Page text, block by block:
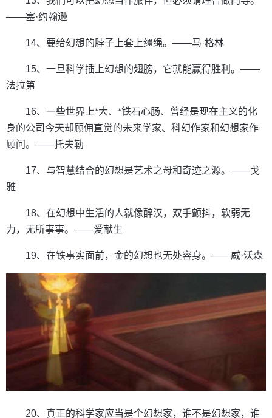
——塞·约翰逊
14、要给幻想的脖子上套上缰绳。——马·格林
15、一旦科学插上幻想的翅膀，它就能赢得胜利。——
法拉第
16、一些世界上*大、*铁石心肠、曾经是现在主义的化
身的公司今天却顾佣直觉的未来学家、科幻作家和幻想家作
顾问。——托夫勒
17、与智慧结合的幻想是艺术之母和奇迹之源。——戈
雅
18、在幻想中生活的人就像醉汉，双手颤抖，软弱无
力，无所事事。——爱献生
19、在铁事实面前，金的幻想也无处容身。——威·沃森
20、真正的科学家应当是个幻想家，谁不是幻想家，谁